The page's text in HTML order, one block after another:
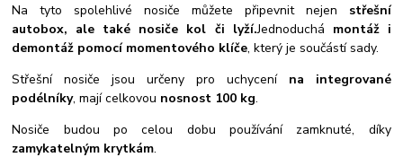
Na tyto spolehlivé nosiče můžete připevnit nejen střešní
autobox, ale také nosiče kol či lyží.Jednoduchá montáž i
demontáž pomocí momentového klíče, který je součástí sady.
Střešní nosiče jsou určeny pro uchycení na integrované
podélníky, mají celkovou nosnost 100 kg.
Nosiče budou po celou dobu používání zamknuté, díky
zamykatelným krytkám.